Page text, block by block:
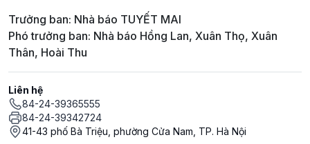
Trưởng ban: Nhà báo TUYẾT MAI
Phó trưởng ban: Nhà báo Hồng Lan, Xuân Thọ, Xuân
Thân, Hoài Thu
Liên hệ
84-24-39365555
84-24-39342724
41-43 phố Bà Triệu, phường Cửa Nam, TP. Hà Nội